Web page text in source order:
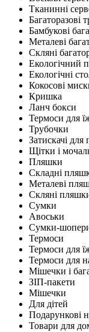
Тканинні
Багаторазові
Бамбукові
Металеві
Скляні
Екологічний
Екологічні
Кокосові
Кришка
Ланч бокси
Термоси для
Трубочки
Затискачі для
Щітки і
Пляшки
Складні
Металеві
Скляні
Сумки
Авоськи
Сумки-
Термоси
Термоси для
Термоси для
Мішечки і
ЗІП-пакети
Мішечки
Для дітей
Подарункові
Товари для